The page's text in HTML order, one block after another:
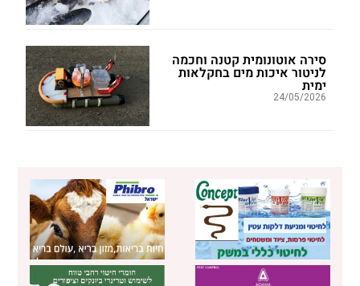
סירה אוטונומית קטנה וחכמה
לניטור איכות מים בחקלאות
ימית
24/05/2026